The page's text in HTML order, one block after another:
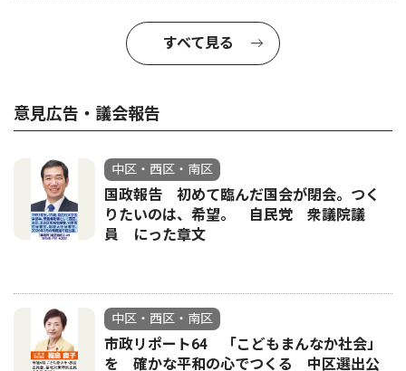
すべて見る
意見広告・議会報告
中区・西区・南区
国政報告 初めて臨んだ国会が閉会。つく
りたいのは、希望。 自民党 衆議院議
員 にった章文
中区・西区・南区
市政リポート64 「こどもまんなか社会」
を 確かな平和の心でつくる 中区選出公